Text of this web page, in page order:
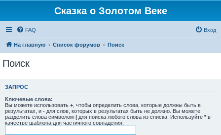
Сказка о Золотом Веке
FAQ Вход
На главную Список форумов Поиск
Поиск
ЗАПРОС
Ключевые слова:
Вы можете использовать + , чтобы определить слова, которые должны быть в
результатах, и - для слов, которых в результатах быть не должно. Вы можете
разделить слова символом | для поиска любого слова из списка. Используйте * в
качестве шаблона для частичного совпадения.